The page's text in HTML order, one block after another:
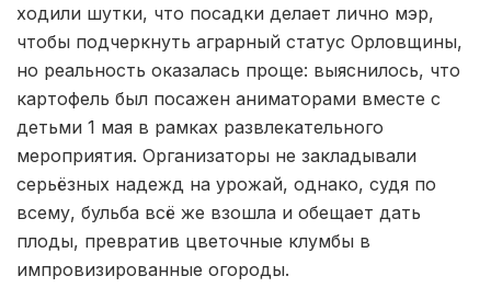
ходили шутки, что посадки делает лично мэр,
чтобы подчеркнуть аграрный статус Орловщины,
но реальность оказалась проще: выяснилось, что
картофель был посажен аниматорами вместе с
детьми 1 мая в рамках развлекательного
мероприятия. Организаторы не закладывали
серьёзных надежд на урожай, однако, судя по
всему, бульба всё же взошла и обещает дать
плоды, превратив цветочные клумбы в
импровизированные огороды.